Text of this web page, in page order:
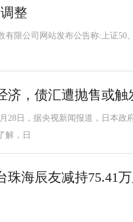
整
有限公司网站发布公告称:上证50
济，债汇遭抛售或
28日，据央视新闻报道，日本政
解，日
珠海辰友减持75.41